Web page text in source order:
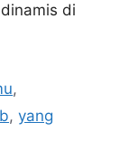
di
,
, yang